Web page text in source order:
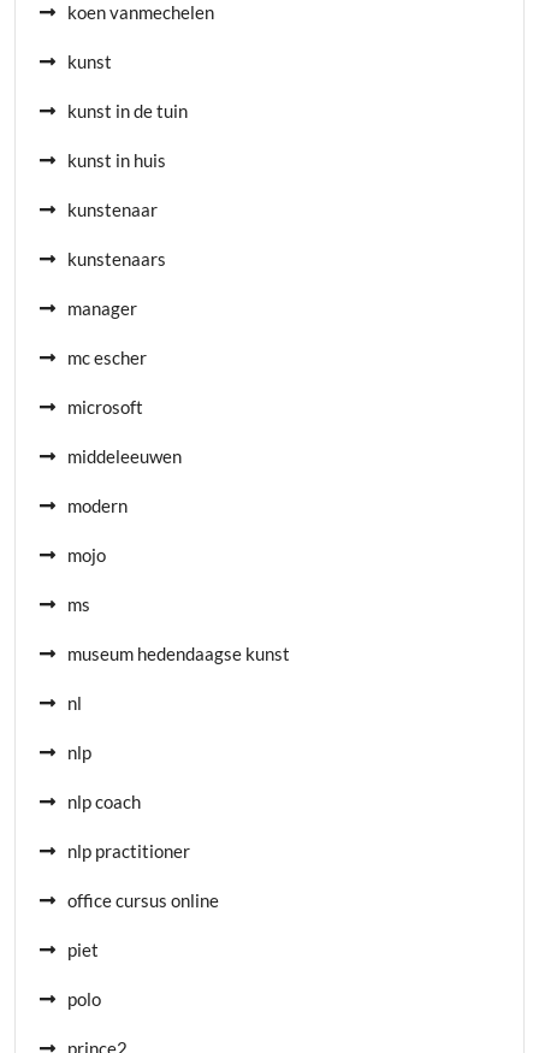
koen vanmechelen
kunst
kunst in de tuin
kunst in huis
kunstenaar
kunstenaars
manager
mc escher
microsoft
middeleeuwen
modern
mojo
ms
museum hedendaagse kunst
nl
nlp
nlp coach
nlp practitioner
office cursus online
piet
polo